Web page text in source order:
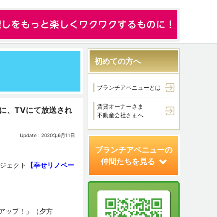
、TVにて放送され
Update : 2020年6月11日
ェクト 【幸せリノベー
ップ！」（夕方
初めての方へ
ブランチアベニューとは
賃貸オーナーさま
不動産会社さまへ
ブランチアベニューの
仲間たちを見る